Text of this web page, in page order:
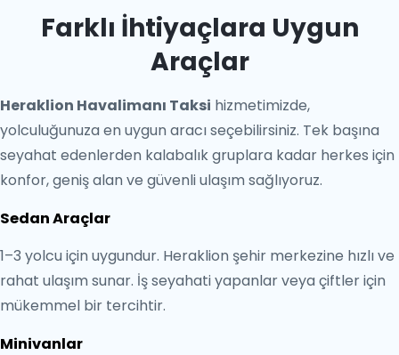
Farklı İhtiyaçlara Uygun
Araçlar
Heraklion Havalimanı Taksi hizmetimizde,
yolculuğunuza en uygun aracı seçebilirsiniz. Tek başına
seyahat edenlerden kalabalık gruplara kadar herkes için
konfor, geniş alan ve güvenli ulaşım sağlıyoruz.
Sedan Araçlar
1–3 yolcu için uygundur. Heraklion şehir merkezine hızlı ve
rahat ulaşım sunar. İş seyahati yapanlar veya çiftler için
mükemmel bir tercihtir.
Minivanlar